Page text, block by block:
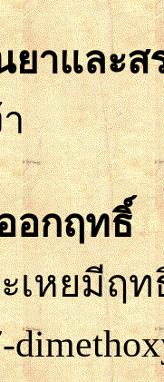
ยาและ
รักษ
อกฤทธิ์
เหยมีฤ